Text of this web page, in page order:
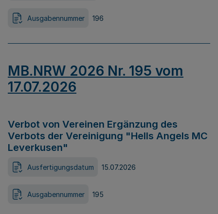
Ausgabennummer 196
MB.NRW 2026 Nr. 195 vom
17.07.2026
Verbot von Vereinen Ergänzung des
Verbots der Vereinigung "Hells Angels MC
Leverkusen"
Ausfertigungsdatum 15.07.2026
Ausgabennummer 195